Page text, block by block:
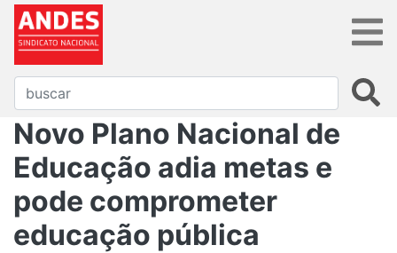
Novo Plano Nacional de
Educação adia metas e
pode comprometer
educação pública